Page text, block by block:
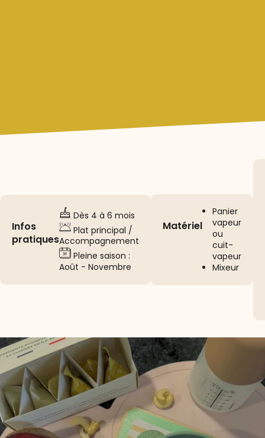
Infos
pratiques
Dès 4 à 6 mois
Plat principal /
Accompagnement
Pleine saison :
Août - Novembre
Matériel
Panier
vapeur
ou
cuit-
vapeur
Mixeur